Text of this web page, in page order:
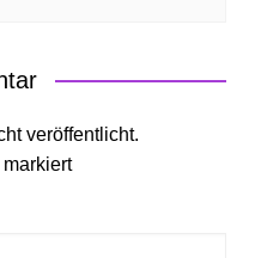
veröffentlicht.